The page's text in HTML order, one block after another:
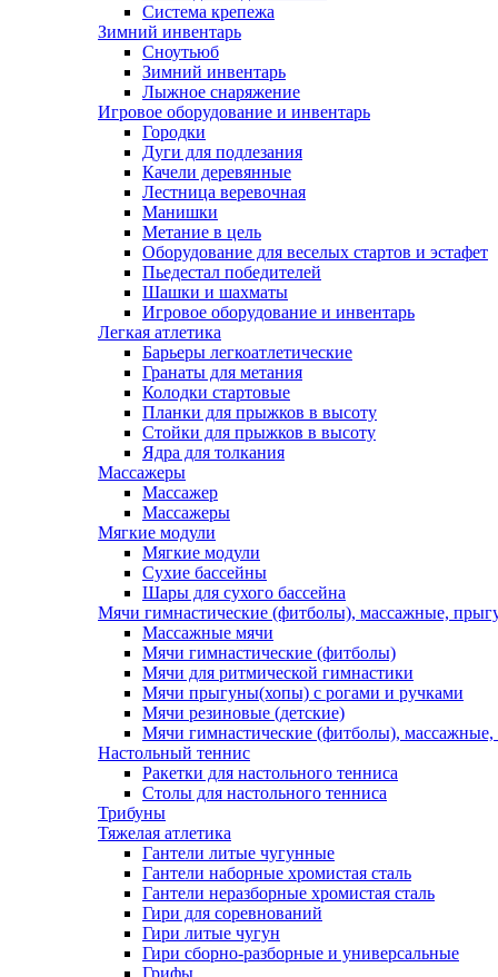
Система крепежа
Зимний инвентарь
Сноутьюб
Зимний инвентарь
Лыжное снаряжение
Игровое оборудование и инвентарь
Городки
Дуги для подлезания
Качели деревянные
Лестница веревочная
Манишки
Метание в цель
Оборудование для веселых стартов и эстафет
Пьедестал победителей
Шашки и шахматы
Игровое оборудование и инвентарь
Легкая атлетика
Барьеры легкоатлетические
Гранаты для метания
Колодки стартовые
Планки для прыжков в высоту
Стойки для прыжков в высоту
Ядра для толкания
Массажеры
Массажер
Массажеры
Мягкие модули
Мягкие модули
Сухие бассейны
Шары для сухого бассейна
Мячи гимнастические (фитболы), массажные,
Массажные мячи
Мячи гимнастические (фитболы)
Мячи для ритмической гимнастики
Мячи прыгуны(хопы) с рогами и ручками
Мячи резиновые (детские)
Мячи гимнастические (фитболы),
Настольный теннис
Ракетки для настольного тенниса
Столы для настольного тенниса
Трибуны
Тяжелая атлетика
Гантели литые чугунные
Гантели наборные хромистая сталь
Гантели неразборные хромистая сталь
Гири для соревнований
Гири литые чугун
Гири сборно-разборные и универсальные
Грифы